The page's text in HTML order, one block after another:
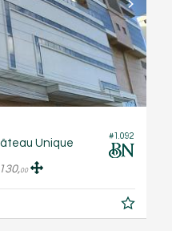
#1.092
Unique
130,00